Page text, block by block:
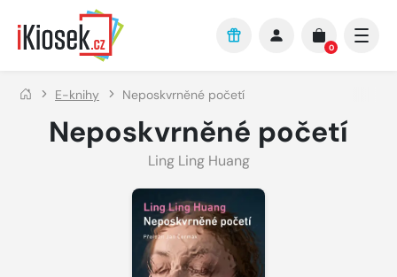
Přejít na hlavní obsah
0
E-knihy Neposkvrněné početí
Neposkvrněné početí
Ling Ling Huang